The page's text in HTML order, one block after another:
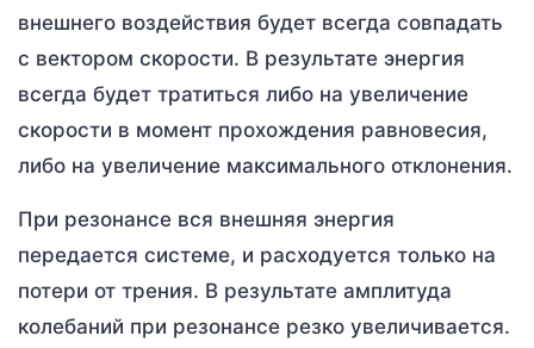
внешнего воздействия будет всегда совпадать
с вектором скорости. В результате энергия
всегда будет тратиться либо на увеличение
скорости в момент прохождения равновесия,
либо на увеличение максимального отклонения.
При резонансе вся внешняя энергия
передается системе, и расходуется только на
потери от трения. В результате амплитуда
колебаний при резонансе резко увеличивается.